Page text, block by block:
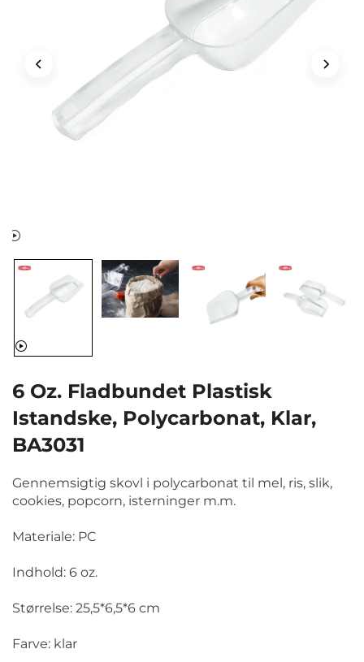
6 Oz. Fladbundet Plastisk
Istandske, Polycarbonat, Klar,
BA3031
Gennemsigtig skovl i polycarbonat til mel, ris, slik,
cookies, popcorn, isterninger m.m.
Materiale: PC
Indhold: 6 oz.
Størrelse: 25,5*6,5*6 cm
Farve: klar